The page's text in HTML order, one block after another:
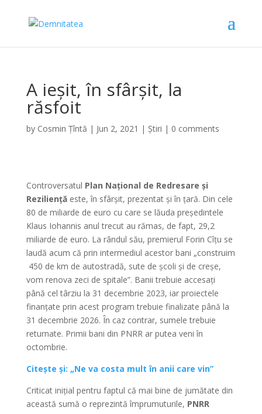
A ieșit, în sfârșit, la
răsfoit
by Cosmin Țîntă | Jun 2, 2021 | Știri | 0 comments
Controversatul Plan Național de Redresare și
Reziliențăeste, în sfârșit, prezentat și în țară. Din cele
80 de miliarde de euro cu care se lăuda președintele
Klaus Iohannis anul trecut au rămas, de fapt, 29,2
miliarde de euro. La rândul său, premierul Forin Cîțu se
laudă acum că prin intermediul acestor bani „construim
450 de km de autostradă, sute de școli și de creșe,
vom renova zeci de spitale”. Banii trebuie accesați
până cel târziu la 31 decembrie 2023, iar proiectele
finanțate prin acest program trebuie finalizate până la
31 decembrie 2026. În caz contrar, sumele trebuie
returnate. Primii bani din PNRR ar putea veni în
octombrie.
Citește și: „Ne va costa mult în anii care vin”
Criticat inițial pentru faptul că mai bine de jumătate din
această sumă o reprezintă împrumuturile, PNRR